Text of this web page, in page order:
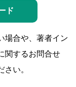
ド
場合や、著者イン
関するお問合せ
い。